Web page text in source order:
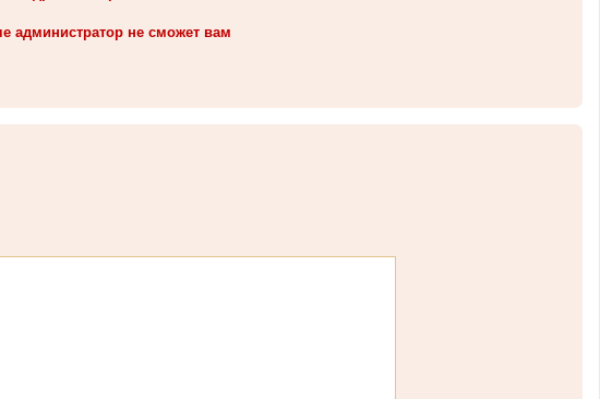
администратор не сможет вам